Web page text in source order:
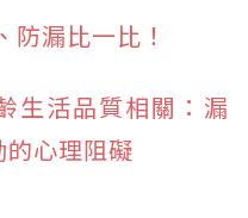
防漏比一比！
生活品質相關：漏
心理阻礙